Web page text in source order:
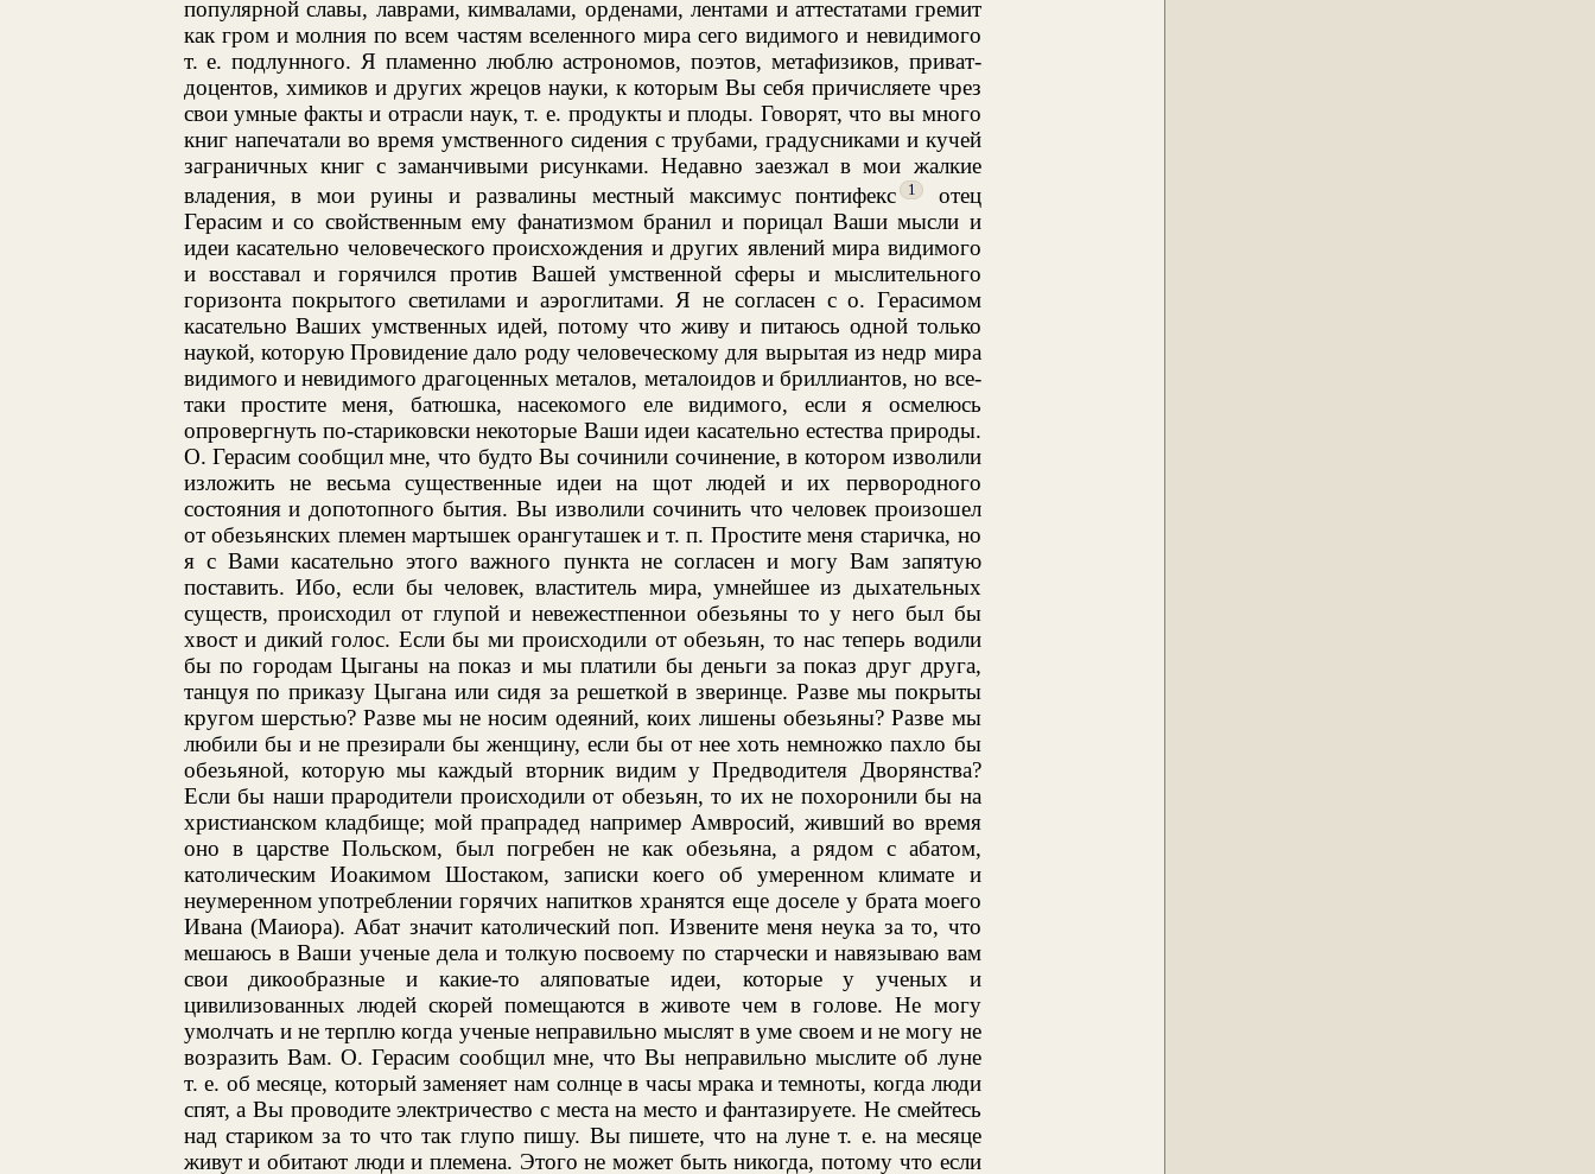
популярной славы, лаврами, кимвалами, орденами, лентами и аттестатами гремит
как гром и молния по всем частям вселенного мира сего видимого и невидимого
т. е. подлунного. Я пламенно люблю астрономов, поэтов, метафизиков, приват-
доцентов, химиков и других жрецов науки, к которым Вы себя причисляете чрез
свои умные факты и отрасли наук, т. е. продукты и плоды. Говорят, что вы много
книг напечатали во время умственного сидения с трубами, градусниками и кучей
заграничных книг с заманчивыми рисунками. Недавно заезжал в мои жалкие
владения, в мои руины и развалины местный максимус понтифекс
1 отец
Герасим и со свойственным ему фанатизмом бранил и порицал Ваши мысли и
идеи касательно человеческого происхождения и других явлений мира видимого
и восставал и горячился против Вашей умственной сферы и мыслительного
горизонта покрытого светилами и аэроглитами. Я не согласен с о. Герасимом
касательно Ваших умственных идей, потому что живу и питаюсь одной только
наукой, которую Провидение дало роду человеческому для вырытая из недр мира
видимого и невидимого драгоценных металов, металоидов и бриллиантов, но все-
таки простите меня, батюшка, насекомого еле видимого, если я осмелюсь
опровергнуть по-стариковски некоторые Ваши идеи касательно естества природы.
О. Герасим сообщил мне, что будто Вы сочинили сочинение, в котором изволили
изложить не весьма существенные идеи на щот людей и их первородного
состояния и допотопного бытия. Вы изволили сочинить что человек произошел
от обезьянских племен мартышек орангуташек и т. п. Простите меня старичка, но
я с Вами касательно этого важного пункта не согласен и могу Вам запятую
поставить. Ибо, если бы человек, властитель мира, умнейшее из дыхательных
существ, происходил от глупой и невежестпеннои обезьяны то у него был бы
хвост и дикий голос. Если бы ми происходили от обезьян, то нас теперь водили
бы по городам Цыганы на показ и мы платили бы деньги за показ друг друга,
танцуя по приказу Цыгана или сидя за решеткой в зверинце. Разве мы покрыты
кругом шерстью? Разве мы не носим одеяний, коих лишены обезьяны? Разве мы
любили бы и не презирали бы женщину, если бы от нее хоть немножко пахло бы
обезьяной, которую мы каждый вторник видим у Предводителя Дворянства?
Если бы наши прародители происходили от обезьян, то их не похоронили бы на
христианском кладбище; мой прапрадед например Амвросий, живший во время
оно в царстве Польском, был погребен не как обезьяна, а рядом с абатом,
католическим Иоакимом Шостаком, записки коего об умеренном климате и
неумеренном употреблении горячих напитков хранятся еще доселе у брата моего
Ивана (Маиора). Абат значит католический поп. Извените меня неука за то, что
мешаюсь в Ваши ученые дела и толкую посвоему по старчески и навязываю вам
свои дикообразные и какие-то аляповатые идеи, которые у ученых и
цивилизованных людей скорей помещаются в животе чем в голове. Не могу
умолчать и не терплю когда ученые неправильно мыслят в уме своем и не могу не
возразить Вам. О. Герасим сообщил мне, что Вы неправильно мыслите об луне
т. е. об месяце, который заменяет нам солнце в часы мрака и темноты, когда люди
спят, а Вы проводите электричество с места на место и фантазируете. Не смейтесь
над стариком за то что так глупо пишу. Вы пишете, что на луне т. е. на месяце
живут и обитают люди и племена. Этого не может быть никогда, потому что если